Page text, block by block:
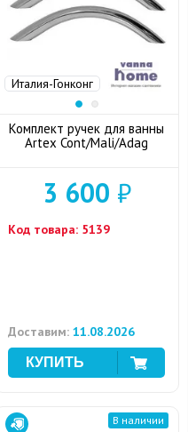
Италия-Гонконг
Комплект ручек для ванны
Artex Cont/Mali/Adag
3 600 ₽
Код товара: 5139
Доставим: 11.08.2026
В наличии